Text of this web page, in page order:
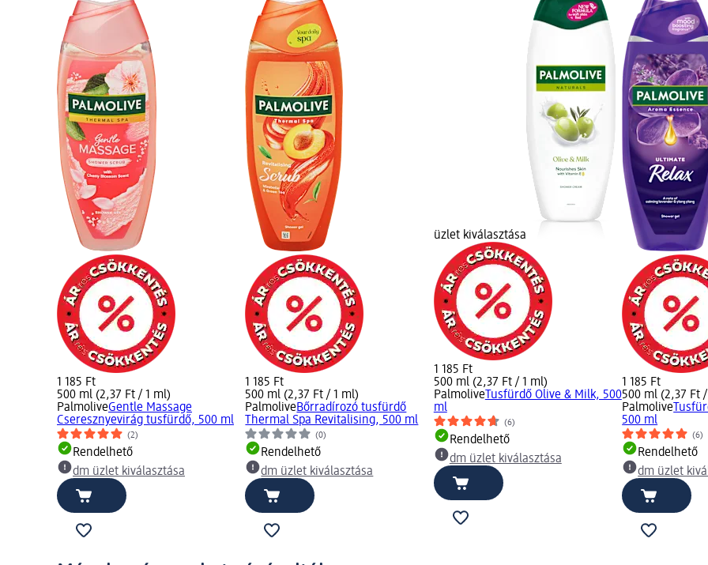
1 185 Ft
500 ml (2,37 Ft / 1 ml)
PalmoliveGentle Massage
Cseresznyevirág tusfürdő, 500 ml
(2)
Rendelhető
dm üzlet kiválasztása
1 185 Ft
500 ml (2,37 Ft / 1 ml)
PalmoliveBőrradírozó tusfürdő
Thermal Spa Revitalising, 500 ml
(0)
Rendelhető
dm üzlet kiválasztása
üzlet kiválasztása
1 185 Ft
500 ml (2,37 Ft / 1 ml)
Palmolive Tusfürdő Olive & Milk, 500
ml
(6)
Rendelhető
dm üzlet kiválasztása
1 185 Ft
500 ml (2,37 Ft
Palmolive
500 ml
(6)
Rendelhető
dm üzlet